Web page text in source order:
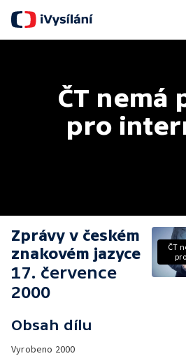
ČT nemá
pro
Zprávy v českém
znakovém jazyce
17. července
2000
Obsah dílu
Vyrobeno 2000
ČT